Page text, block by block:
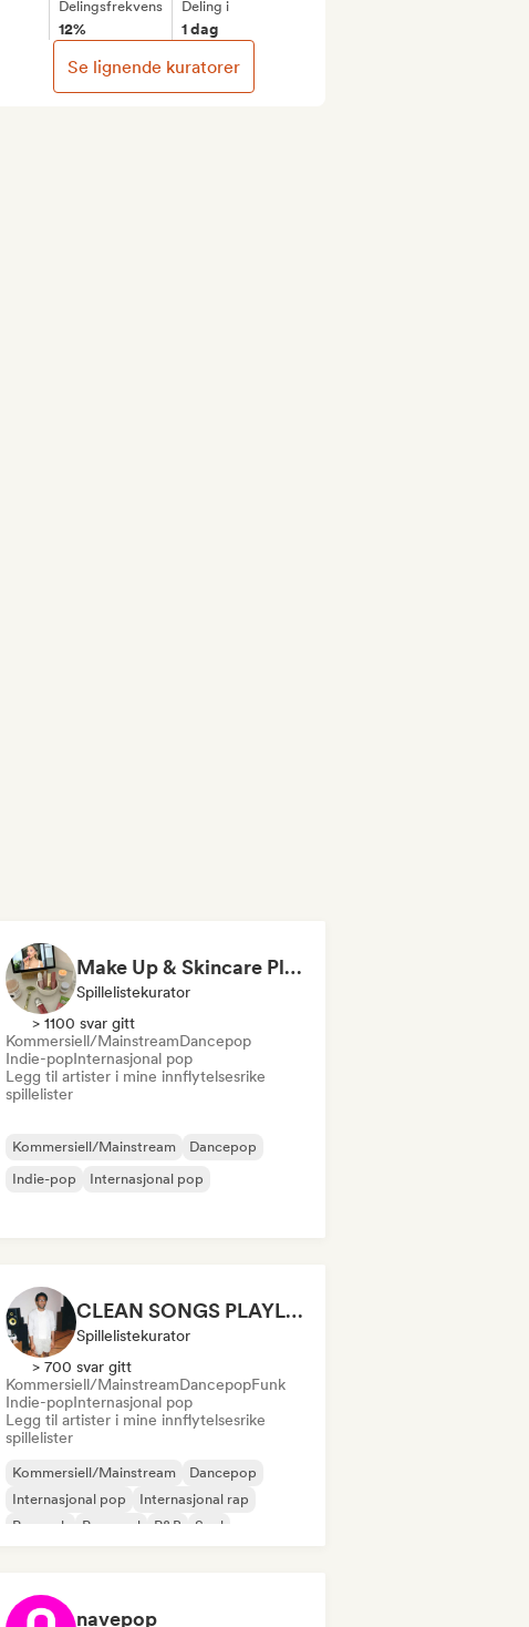
Delingsfrekvens
12%
Deling i
1 dag
Se lignende kuratorer
Make Up & Skincare Playlist
Spillelistekurator
> 1100 svar gitt
Kommersiell/MainstreamDancepop
Indie-popInternasjonal pop
Legg til artister i mine innflytelsesrike
spillelister
Kommersiell/Mainstream
Dancepop
Indie-pop
Internasjonal pop
CLEAN SONGS PLAYLIST
Spillelistekurator
> 700 svar gitt
Kommersiell/MainstreamDancepopFunk
Indie-popInternasjonal pop
Legg til artister i mine innflytelsesrike
spillelister
Kommersiell/Mainstream
Dancepop
Internasjonal pop
Internasjonal rap
Poprock
Pop-soul R&B Soul
navepop